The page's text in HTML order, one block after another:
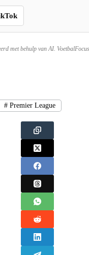
met behulp van AI.
# Premier League